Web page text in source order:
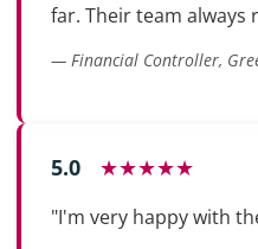
far. Their team always
— Financial Controller,
5.0 ★★★★★
"I'm very happy with